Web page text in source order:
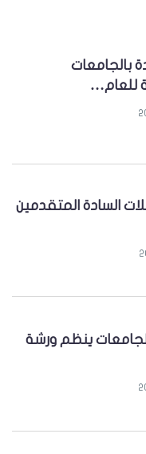
بالجامعات
للعام…
السادة المتقدمين
ينظم ورشة